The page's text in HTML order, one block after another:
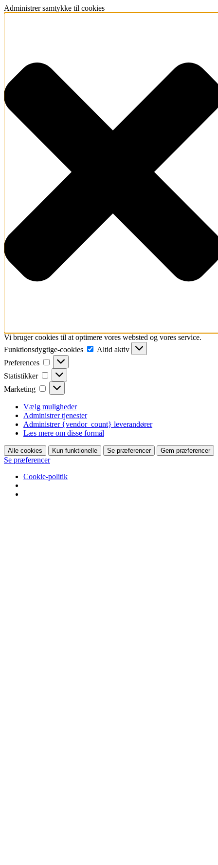
Administrer samtykke til cookies
Vi bruger cookies til at optimere vores websted og vores service.
Funktionsdygtige-cookies
Funktionsdygtige-
cookies
Altid aktiv
Preferences
Preferences
Statistikker Statistikker
Marketing Marketing
Vælg muligheder
Administrer tjenester
Administrer {vendor_count} leverandører
Læs mere om disse formål
Alle cookies Kun funktionelle Se præferencer Gem præferencer
Se præferencer
Cookie-politik